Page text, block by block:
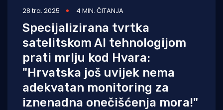
28 tra. 2025 4 MIN. ČITANJA
Specijalizirana tvrtka
satelitskom AI tehnologijom
prati mrlju kod Hvara:
"Hrvatska još uvijek nema
adekvatan monitoring za
iznenadna onečišćenja mora!"